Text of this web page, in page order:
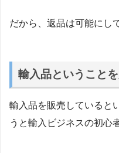
だから、返品は可能にし
輸入品ということ
輸入品を販売していると
うと輸入ビジネスの初心